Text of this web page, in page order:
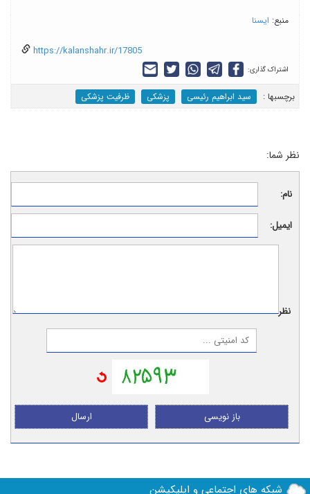
منبع: ایسنا
https://kalanshahr.ir/17805
اشتراک گذاری:
برچسب‎ها : سید ابراهیم رئیسی پزشکی ظرفیت پزشکی
نظر شما:
نام:
ایمیل:
نظر:
ارسال باز نویسی
شبکه های اجتماعی و اپلیکیشن